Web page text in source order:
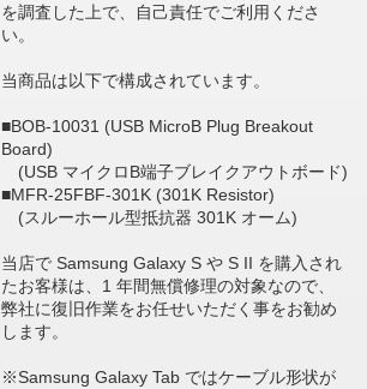
を調査した上で、自己責任でご利用くださ
い。
当商品は以下で構成されています。
■BOB-10031 (USB MicroB Plug Breakout
Board)
(USB マイクロB端子ブレイクアウトボード)
■MFR-25FBF-301K (301K Resistor)
(スルーホール型抵抗器 301K オーム)
当店で Samsung Galaxy S や S II を購入され
たお客様は、1 年間無償修理の対象なので、
弊社に復旧作業をお任せいただく事をお勧め
します。
※Samsung Galaxy Tab ではケーブル形状が